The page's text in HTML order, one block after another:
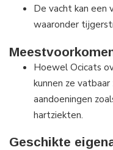
De vacht kan een
waaronder
Hoewel Ocicats
kunnen ze
aandoeningen
hartziekten.
Geschikte